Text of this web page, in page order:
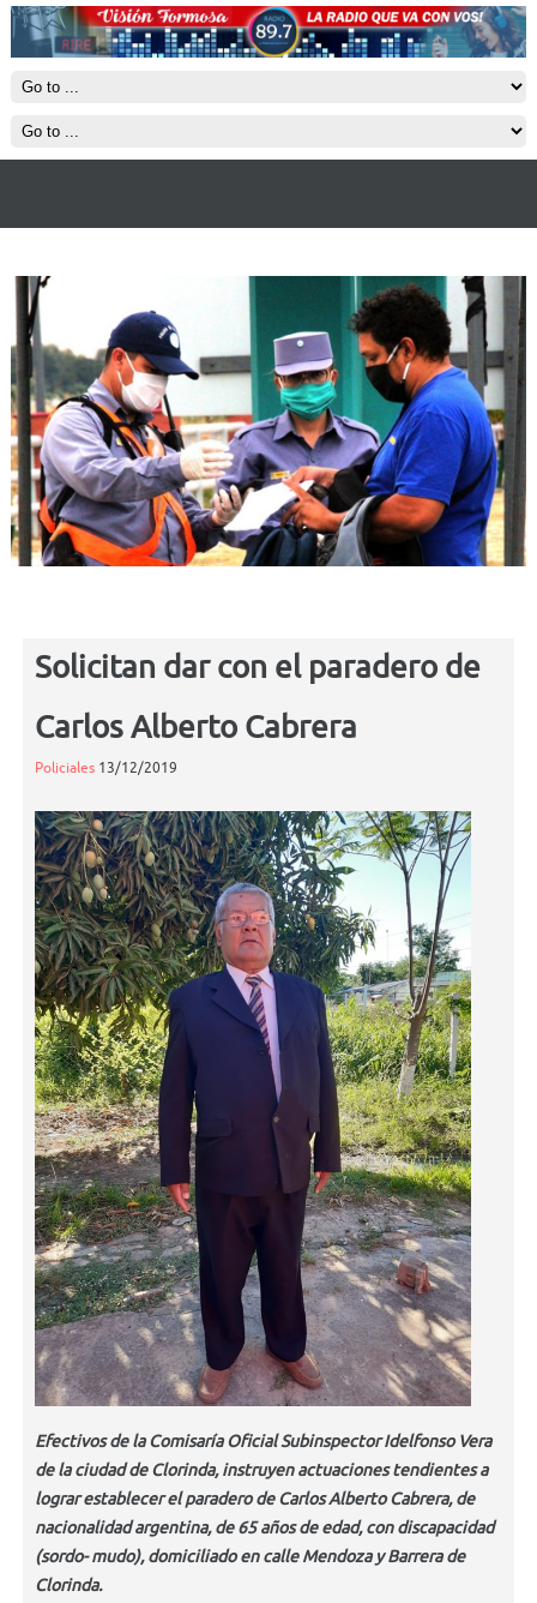
Solicitan dar con el paradero de
Carlos Alberto Cabrera
Policiales 13/12/2019
Efectivos de la Comisaría Oficial Subinspector Idelfonso Vera
de la ciudad de Clorinda, instruyen actuaciones tendientes a
lograr establecer el paradero de Carlos Alberto Cabrera, de
nacionalidad argentina, de 65 años de edad, con discapacidad
(sordo- mudo), domiciliado en calle Mendoza y Barrera de
Clorinda.